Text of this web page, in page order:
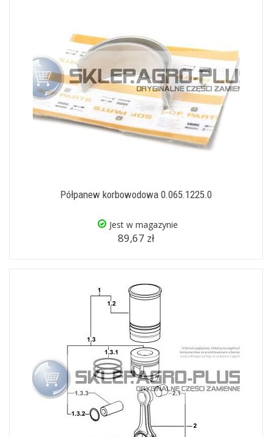
Półpanew korbowodowa 0.065.1225.0
Jest w magazynie
89,67 zł